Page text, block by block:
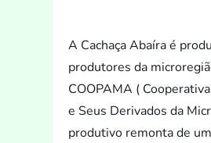
A Cachaça Abaíra é
produtores da
COOPAMA (
e Seus Derivados da
produtivo remonta de